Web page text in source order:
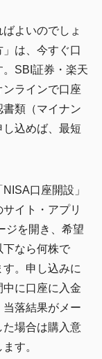
よいのでしょ
は、今すぐ口
SBI証券・楽天
ラインで口座
類（マイナン
込めば、最短
口座開設」
イト・アプリ
ジを開き、希望
下なら何株で
。申し込みに
に口座に入金
落結果がメー
た場合は購入意
す。